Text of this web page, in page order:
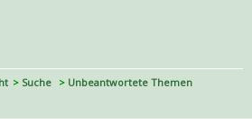
Suche
Unbeantwortete Themen